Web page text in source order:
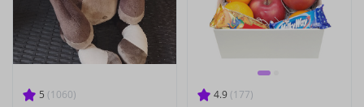
5 (1060) 4.9 (177)